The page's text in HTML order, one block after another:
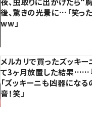
後、驚きの光景に…「笑った
ww」
メルカリで買ったズッキ
て3ヶ月放置した結果……
「ズッキーニも凶器になる
音！笑」